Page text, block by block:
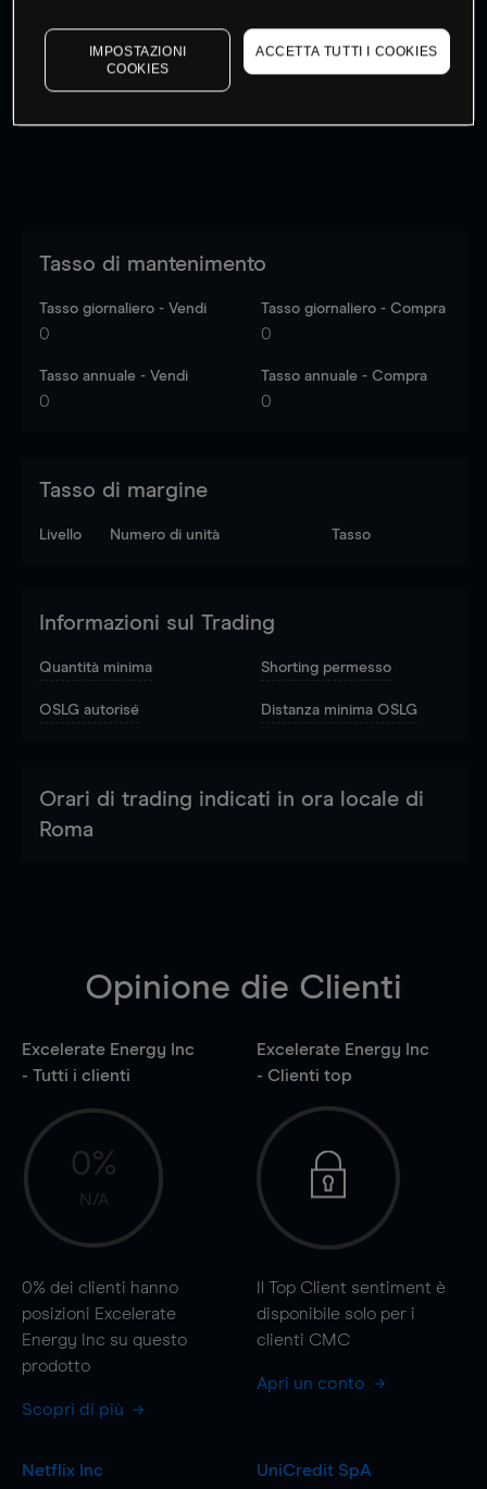
I prezzi sono solo indicativi. Accediper vedere gli ultimi
dati di mercato
to see latest market data
Tasso di mantenimento
Tasso giornaliero - Vendi
0
Tasso giornaliero - Compra
0
Tasso annuale - Vendi
0
Tasso annuale - Compra
0
Tasso di margine
Livello Numero di unità Tasso
Informazioni sul Trading
Quantità minima Shorting permesso
OSLG autorisé Distanza minima OSLG
Orari di trading indicati in ora locale di
Roma
Opinione die Clienti
Excelerate Energy Inc
- Tutti i clienti
0%
N/A
0% dei clienti hanno
posizioni Excelerate
Energy Inc su questo
prodotto
Scopri di più
Excelerate Energy Inc
- Clienti top
Il Top Client sentiment è
disponibile solo per i
clienti CMC
Apri un conto
Netflix Inc
UniCredit SpA
IMPOSTAZIONI
COOKIES
ACCETTA TUTTI I COOKIES